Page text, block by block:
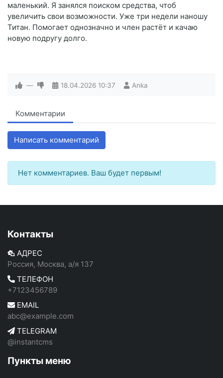
маленький. Я занялся поиском средства, чтоб
увеличить свои возможности. Уже три недели наношу
Титан. Помогает однозначно и член растёт и качаю
новую подругу долго.
— 18.04.2026 10:37 Anka
Комментарии
Написать комментарий
Нет комментариев. Ваш будет первым!
Контакты
АДРЕС
Россия, Москва, а/я 137
ТЕЛЕФОН
+7123456789
EMAIL
abc@example.com
TELEGRAM
@instantcms
Пункты меню